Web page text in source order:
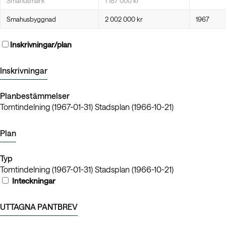
Smahusbyggnad 2 002 000 kr 1967
Inskrivningar/plan
Inskrivningar
Planbestämmelser
Tomtindelning (1967-01-31) Stadsplan (1966-10-21)
Plan
Typ
Tomtindelning (1967-01-31) Stadsplan (1966-10-21)
Inteckningar
UTTAGNA PANTBREV